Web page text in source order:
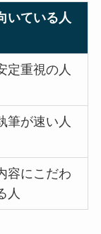
いている人
定重視の人
筆が速い人
容にこだわ
人